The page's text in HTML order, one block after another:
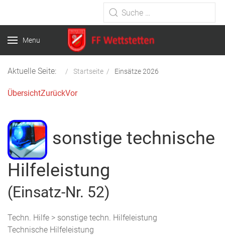
Type 2 or more characters for
results.
Menu
Aktuelle Seite: Startseite Einsätze 2026
ÜbersichtZurückVor
sonstige technische
Hilfeleistung
(Einsatz-Nr. 52)
Techn. Hilfe > sonstige techn. Hilfeleistung
Technische Hilfeleistung